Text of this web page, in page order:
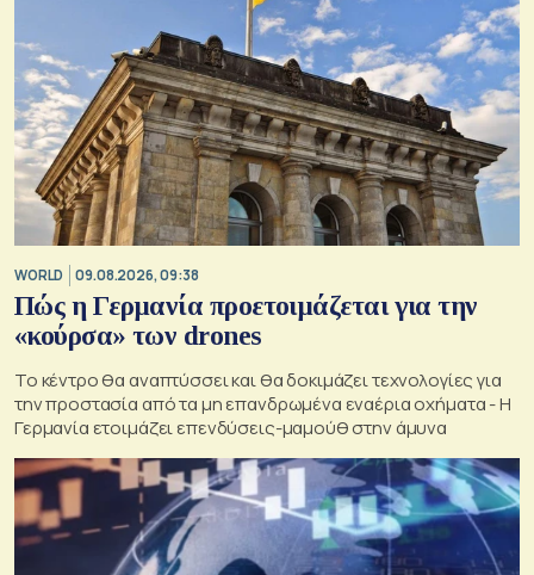
WORLD 09.08.2026, 09:38
Πώς η Γερμανία προετοιμάζεται για την
«κούρσα» των drones
Το κέντρο θα αναπτύσσει και θα δοκιμάζει τεχνολογίες για
την προστασία από τα μη επανδρωμένα εναέρια οχήματα - Η
Γερμανία ετοιμάζει επενδύσεις-μαμούθ στην άμυνα